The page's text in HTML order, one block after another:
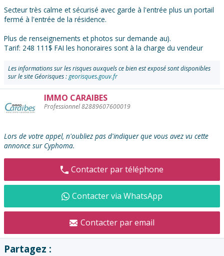
Secteur très calme et sécurisé avec garde à l'entrée plus un portail
fermé à l'entrée de la résidence.
Plus de renseignements et photos sur demande au).
Tarif: 248 111$ FAI les honoraires sont à la charge du vendeur
Les informations sur les risques auxquels ce bien est exposé sont disponibles
sur le site Géorisques :georisques.gouv.fr
l'annonceur
IMMO CARAIBES
Professionnel 82889607600019
Lors de votre appel, n'oubliez pas d'indiquer que vous avez vu cette
annonce sur Cyphoma.
Contacter par téléphone
Contacter via WhatsApp
Contacter par email
Partagez :